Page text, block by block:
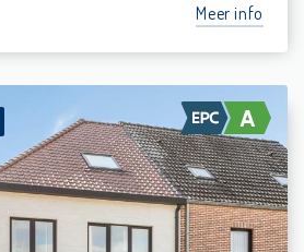
Meer info
Te koop: Woning